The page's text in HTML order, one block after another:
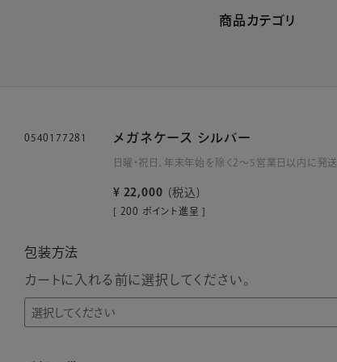
商品カテゴリ
0540177281 メガネケース シルバー
日曜・祝日、年末年始を除く2～5営業日以内に発送
¥ 22,000 税込
[ 200 ポイント進呈 ]
包装方法
カートに入れる前に選択してください。